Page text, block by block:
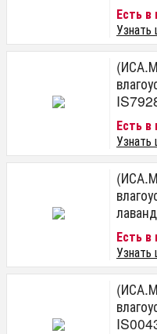
Есть в
Узнать
Есть в
Узнать
Есть в
Узнать